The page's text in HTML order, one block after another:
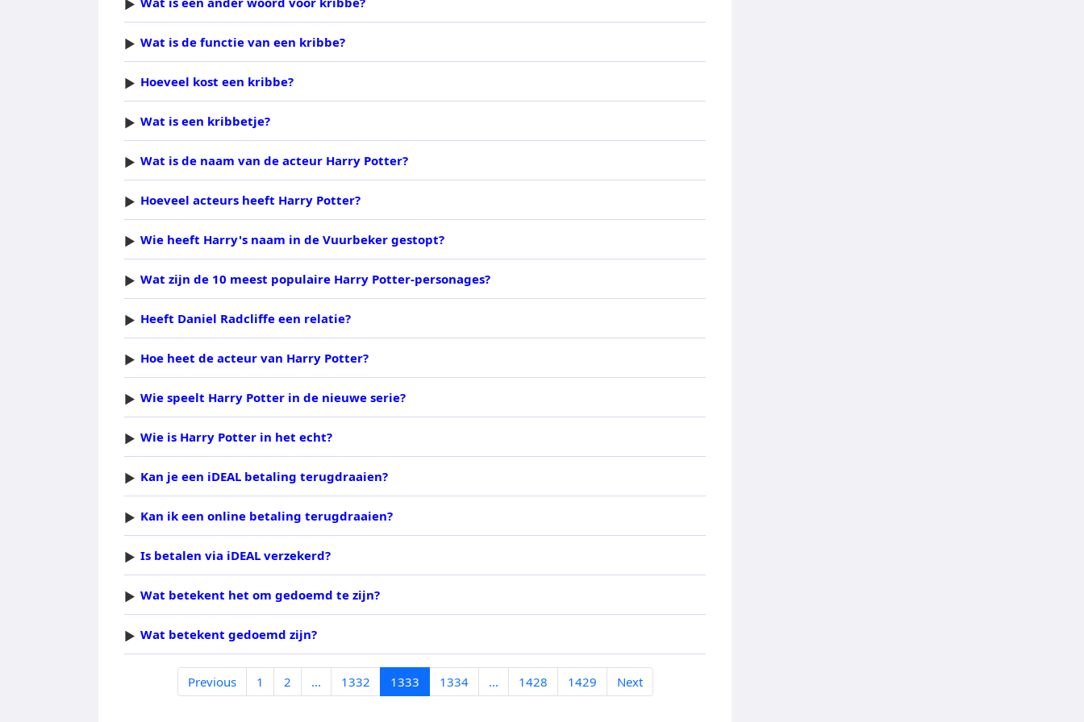
Wat is de functie van een kribbe?
Hoeveel kost een kribbe?
Wat is een kribbetje?
Wat is de naam van de acteur Harry Potter?
Hoeveel acteurs heeft Harry Potter?
Wie heeft Harry's naam in de Vuurbeker gestopt?
Wat zijn de 10 meest populaire Harry Potter-personages?
Heeft Daniel Radcliffe een relatie?
Hoe heet de acteur van Harry Potter?
Wie speelt Harry Potter in de nieuwe serie?
Wie is Harry Potter in het echt?
Kan je een iDEAL betaling terugdraaien?
Kan ik een online betaling terugdraaien?
Is betalen via iDEAL verzekerd?
Wat betekent het om gedoemd te zijn?
Wat betekent gedoemd zijn?
Previous 1 2 ... 1332 1333 1334 ... 1428 1429 Next